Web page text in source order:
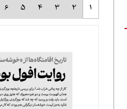
1
2
3
4
5
6